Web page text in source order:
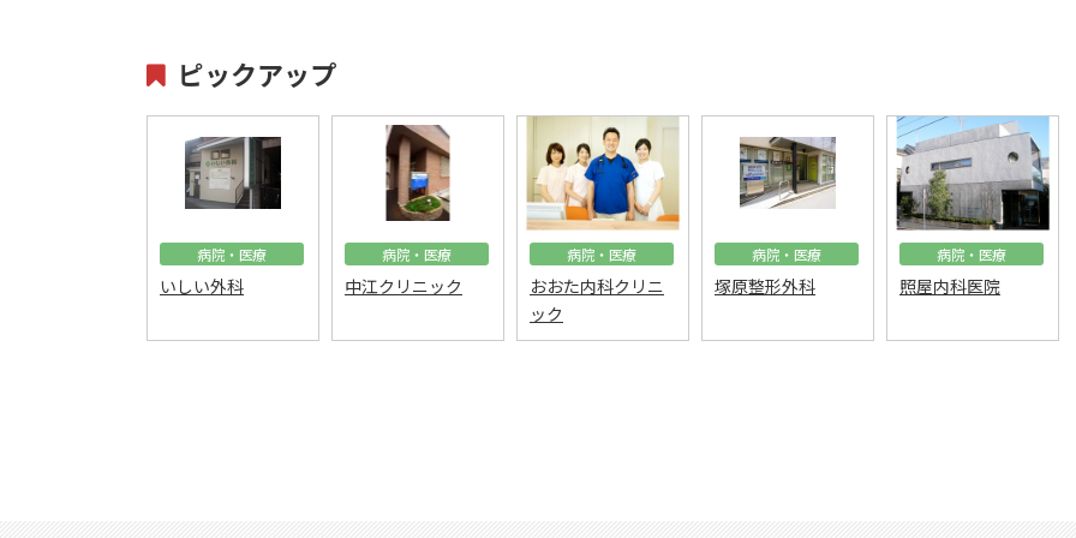
ピックアップ
病院・医療
いしい外科
病院・医療
中江クリニック
病院・医療
おおた内科クリニ
ック
病院・医療
塚原整形外科
病院・医療
照屋内科医院